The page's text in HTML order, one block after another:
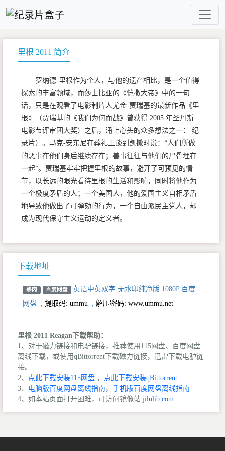
里根 2011 简介
罗纳德-里根作为个人，与他的遗产相比，是一个值得
探索的丰富领域，而莎士比亚的《恺撒大帝》中的一句
话，只是在观看了电影制片人尤金-贾瑞基的最新作品《里
根》（贾瑞基的《我们为何而战》曾获得 2005 年圣丹斯
电影节评审团大奖）之后，涌上心头的众多想法之一： 纪
录片）。马克-安东尼在葬礼上谈到凯撒时说：“人们所做
的恶事在他们身后继续存在；善事往往与他们的尸骨埋在
一起”。贾瑞基牢牢把握里根的故事，避开了可预见的情
节，以长远的眼光看待里根的生活和影响，同时将他作为
一个极度矛盾的人；一个美国人，他的爱国主义自相矛盾
地导致他做出了可弹劾的行为，一个自由派民主党人，却
成为现代保守主义运动的定义者。
下载地址
熟肉 百度网盘
英语中英双字 无水印纯净版 1080P 百度
网盘 , 提取码: ummu , 解压密码: www.ummu.net
里根 2011 Reagan下载帮助：
1、对于磁力链接和电驴链接，推荐使用115网盘、百度网盘
离线下载，或使用qBittorrent下载磁力链接，迅雷下载电驴链
接。
2、 点此下载安装115网盘 ， 点此下载安装qBittorrent
3、 电脑版百度网盘离线指南， 手机版百度网盘离线指南
4、如本站页面打开困难，可访问镜像站 jilulib.com